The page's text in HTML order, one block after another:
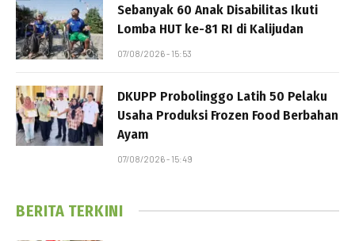
Sebanyak 60 Anak Disabilitas Ikuti
Lomba HUT ke-81 RI di Kalijudan
07/08/2026 - 15:53
DKUPP Probolinggo Latih 50 Pelaku
Usaha Produksi Frozen Food Berbahan
Ayam
07/08/2026 - 15:49
BERITA TERKINI